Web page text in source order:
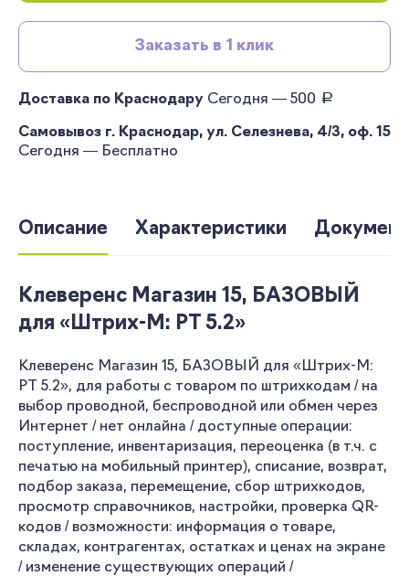
Заказать в 1 клик
Доставка по Краснодару Сегодня — 500 руб.
Самовывоз г. Краснодар, ул. Селезнева, 4/3, оф. 15
Сегодня — Бесплатно
Описание Характеристики
Клеверенс Магазин 15, БАЗОВЫЙ
для «Штрих-М: РТ 5.2»
Клеверенс Магазин 15, БАЗОВЫЙ для «Штрих-М:
РТ 5.2», для работы с товаром по штрихкодам / на
выбор проводной, беспроводной или обмен через
Интернет / нет онлайна / доступные операции:
поступление, инвентаризация, переоценка (в т.ч. с
печатью на мобильный принтер), списание, возврат,
подбор заказа, перемещение, сбор штрихкодов,
просмотр справочников, настройки, проверка QR-
кодов / возможности: информация о товаре,
складах, контрагентах, остатках и ценах на экране
/ изменение существующих операций /